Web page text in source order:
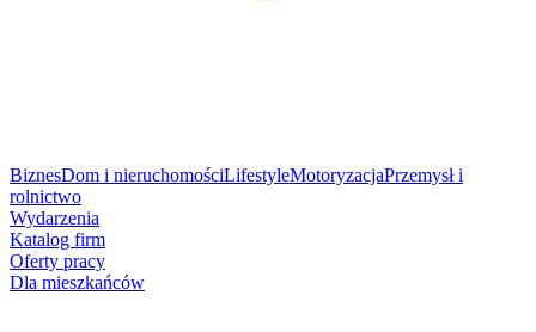
BiznesDom i nieruchomościLifestyleMotoryzacjaPrzemysł i
rolnictwo
Wydarzenia
Katalog firm
Oferty pracy
Dla mieszkańców